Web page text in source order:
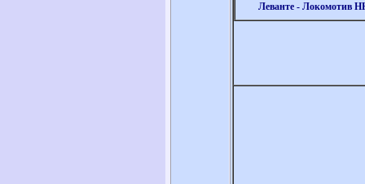
Леванте - Локомотив